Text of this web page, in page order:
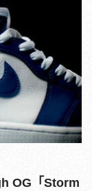
OG「Storm